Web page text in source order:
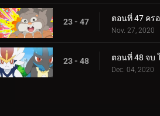
23 - 47
Nov. 27, 2020
23 - 48
Dec. 04, 2020